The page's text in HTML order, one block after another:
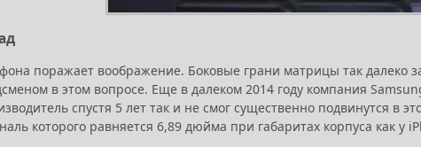
поражает воображение. Боковые грани матрицы так далеко
в этом вопросе. Еще в далеком 2014 году компания
спустя 5 лет так и не смог существенно подвинутся в
которого равняется 6,89 дюйма при габаритах корпуса как